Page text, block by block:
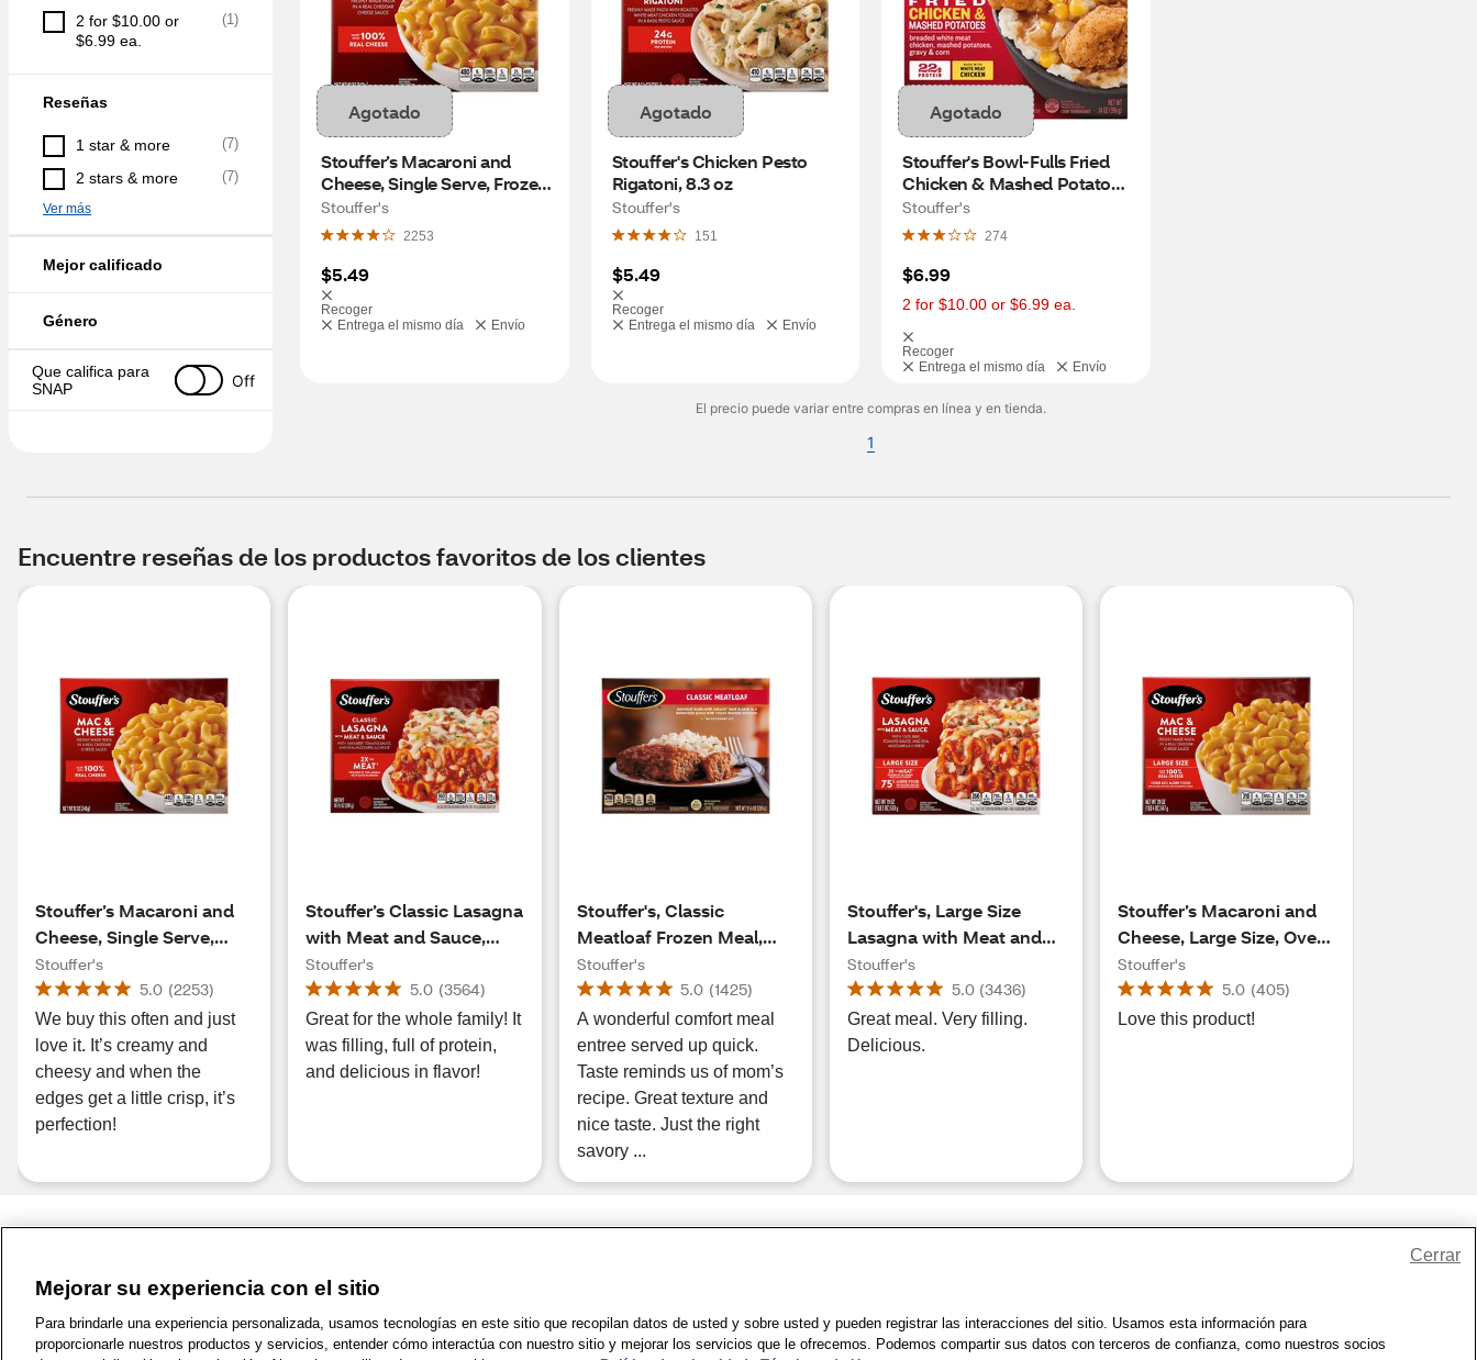
2 for $10.00 or
$6.99 ea.
(1)
Reseñas
1 star & more (7)
2 stars & more (7)
Ver más
Mejor calificado
Género
Que califica para
SNAP
Off
Agotado
Stouffer’s Macaroni and
Cheese, Single Serve, Frozen
Entrees for One, Easy Frozen
Dinners, 12 oz
Stouffer's
2253
$5.49
Recoger
Entrega el mismo día
Envío
Agotado
Stouffer's Chicken Pesto
Rigatoni, 8.3 oz
Stouffer's
151
$5.49
Recoger
Entrega el mismo día
Envío
Agotado
Stouffer's Bowl-Fulls Fried
Chicken & Mashed Potatoes
Frozen Meal, 14 oz
Stouffer's
274
$6.99
2 for $10.00 or $6.99 ea.
Recoger
Entrega el mismo día
Envío
El precio puede variar entre compras en línea y en tienda.
1
Encuentre reseñas de los productos favoritos de los clientes
Stouffer’s Macaroni and
Cheese, Single Serve,
Frozen Entrees for One,
Easy Frozen Dinners, 12
oz
Stouffer's
5.0 (2253)
We buy this often and just
love it. It’s creamy and
cheesy and when the
edges get a little crisp, it’s
perfection!
Stouffer’s Classic Lasagna
with Meat and Sauce,
Single Serve, Oven Ready,
Frozen Dinners, 10.5 oz
Stouffer's
5.0 (3564)
Great for the whole family! It
was filling, full of protein,
and delicious in flavor!
Stouffer's, Classic
Meatloaf Frozen Meal,
9.87 oz
Stouffer's
5.0 (1425)
A wonderful comfort meal
entree served up quick.
Taste reminds us of mom’s
recipe. Great texture and
nice taste. Just the right
savory ...
Stouffer's, Large Size
Lasagna with Meat and
Sauce Frozen Meal, 19 oz
Stouffer's
5.0 (3436)
Great meal. Very filling.
Delicious.
Stouffer’s Macaroni and
Cheese, Large Size, Oven
or Microwave Dinner,
Easy Frozen Dinners, 20
oz
Stouffer's
5.0 (405)
Love this product!
1-800-679-9691 | Contáctenos | Términos de Uso | Accesibilidad | Política de Privacidad | WA Privacy Policy | Mapa del sitio | Zona de Bienestar | © 1999 - 2026 CVS.com
Mejorar su experiencia con el sitio
Para brindarle una experiencia personalizada, usamos tecnologías en este sitio que recopilan datos de usted y sobre usted y pueden registrar las interacciones del sitio. Usamos esta información para
proporcionarle nuestros productos y servicios, entender cómo interactúa con nuestro sitio y mejorar los servicios que le ofrecemos. Podemos compartir sus datos con terceros de confianza, como nuestros socios
Cerrar